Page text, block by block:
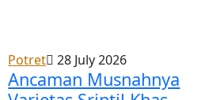
Potret 28 July 2026
Ancaman Musnahnya